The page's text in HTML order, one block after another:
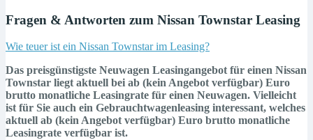
Fragen & Antworten zum Nissan Townstar Leasing
Wie teuer ist ein Nissan Townstar im Leasing?
Das preisgünstigste Neuwagen Leasingangebot für einen Nissan
Townstar liegt aktuell bei ab (kein Angebot verfügbar) Euro
brutto monatliche Leasingrate für einen Neuwagen. Vielleicht
ist für Sie auch ein Gebrauchtwagenleasing interessant, welches
aktuell ab (kein Angebot verfügbar) Euro brutto monatliche
Leasingrate verfügbar ist.